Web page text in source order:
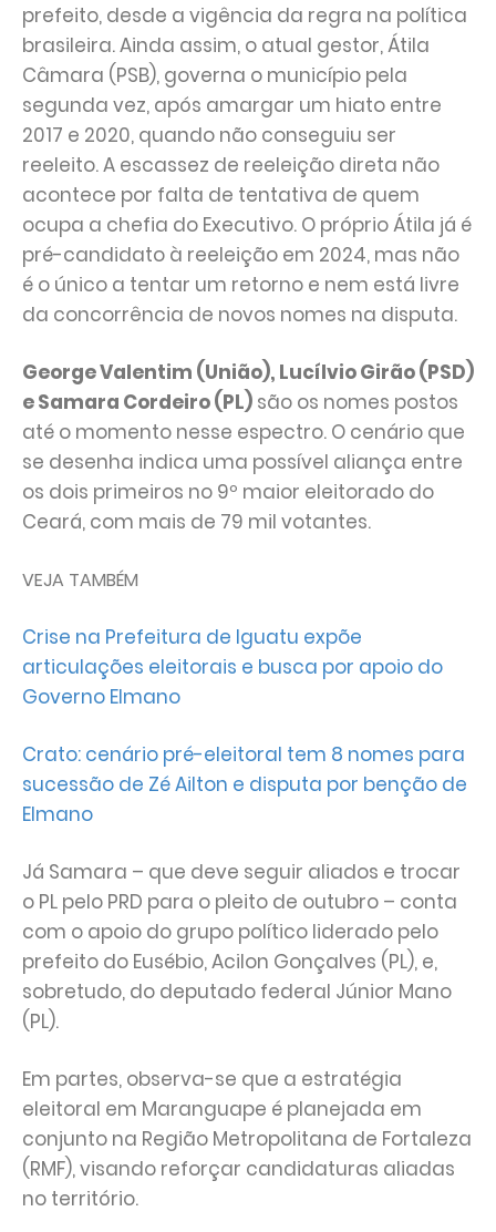
prefeito, desde a vigência da regra na política
brasileira. Ainda assim, o atual gestor, Átila
Câmara (PSB), governa o município pela
segunda vez, após amargar um hiato entre
2017 e 2020, quando não conseguiu ser
reeleito. A escassez de reeleição direta não
acontece por falta de tentativa de quem
ocupa a chefia do Executivo. O próprio Átila já é
pré-candidato à reeleição em 2024, mas não
é o único a tentar um retorno e nem está livre
da concorrência de novos nomes na disputa.
George Valentim (União), Lucílvio Girão (PSD)
e Samara Cordeiro (PL) são os nomes postos
até o momento nesse espectro. O cenário que
se desenha indica uma possível aliança entre
os dois primeiros no 9º maior eleitorado do
Ceará, com mais de 79 mil votantes.
VEJA TAMBÉM
Crise na Prefeitura de Iguatu expõe
articulações eleitorais e busca por apoio do
Governo Elmano
Crato: cenário pré-eleitoral tem 8 nomes para
sucessão de Zé Ailton e disputa por benção de
Elmano
Já Samara – que deve seguir aliados e trocar
o PL pelo PRD para o pleito de outubro – conta
com o apoio do grupo político liderado pelo
prefeito do Eusébio, Acilon Gonçalves (PL), e,
sobretudo, do deputado federal Júnior Mano
(PL).
Em partes, observa-se que a estratégia
eleitoral em Maranguape é planejada em
conjunto na Região Metropolitana de Fortaleza
(RMF), visando reforçar candidaturas aliadas
no território.